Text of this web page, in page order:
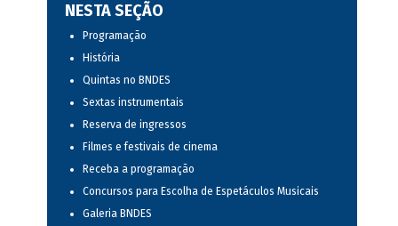
NESTA SEÇÃO
Programação
História
Quintas no BNDES
Sextas instrumentais
Reserva de ingressos
Filmes e festivais de cinema
Receba a programação
Concursos para Escolha de Espetáculos Musicais
Galeria BNDES